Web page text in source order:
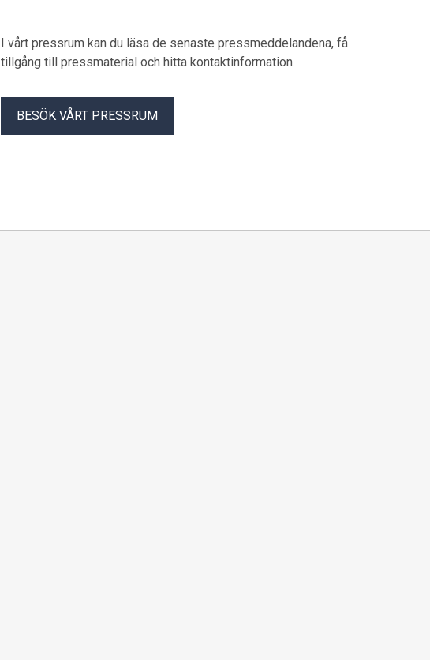
I vårt pressrum kan du läsa de senaste pressmeddelandena, få
tillgång till pressmaterial och hitta kontaktinformation.
BESÖK VÅRT PRESSRUM